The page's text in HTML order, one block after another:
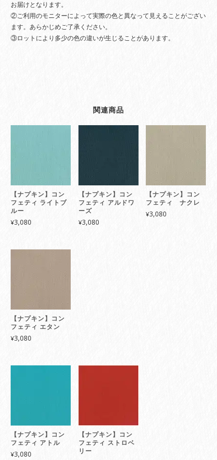
お届けとなります。
②ご利用のモニターによって実際の色と異なって見えることがござい
ます。あらかじめご了承ください。
③ロットにより多少の色の違いが生じることがあります。
関連商品
【ナプキン】コン
フェティ ライトブ
ルー
¥3,080
【ナプキン】コン
フェティ アルドワ
ーズ
¥3,080
【ナプキン】コン
フェティ ナクレ
¥3,080
【ナプキン】コン
フェティ エタン
¥3,080
【ナプキン】コン
フェティ アトル
¥3,080
【ナプキン】コン
フェティ ストロベ
リー